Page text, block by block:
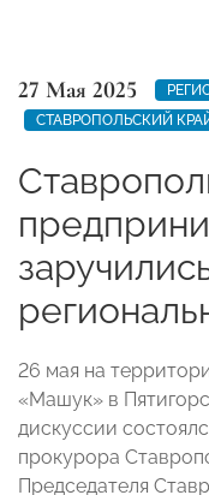
27 Мая 2025
СТАВРОПОЛЬСКИЙ
26 мая на
«Машук» в
дискуссии
прокурора
Председателя